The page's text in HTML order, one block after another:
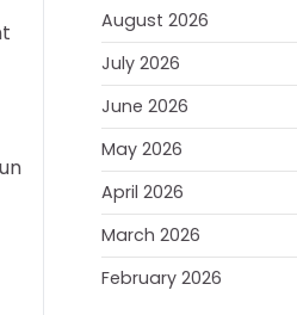
August 2026
July 2026
June 2026
May 2026
April 2026
March 2026
February 2026